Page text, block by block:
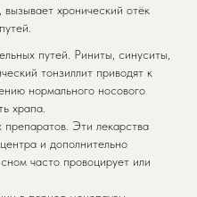
хронический отёк
путей. Риниты, синуситы,
тонзиллит приводят к
нормального носового
храпа.
Эти лекарства
и дополнительно
часто провоцирует или